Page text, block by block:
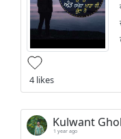
4 likes
Kulwant
1 year ago